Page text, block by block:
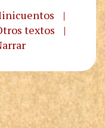
|
textos
|